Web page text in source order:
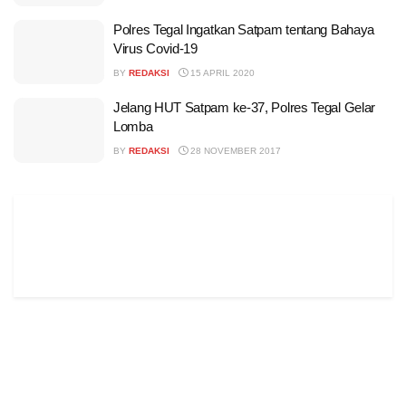
Polres Tegal Ingatkan Satpam tentang Bahaya
Virus Covid-19
BY REDAKSI 15 APRIL 2020
Jelang HUT Satpam ke-37, Polres Tegal Gelar
Lomba
BY REDAKSI 28 NOVEMBER 2017